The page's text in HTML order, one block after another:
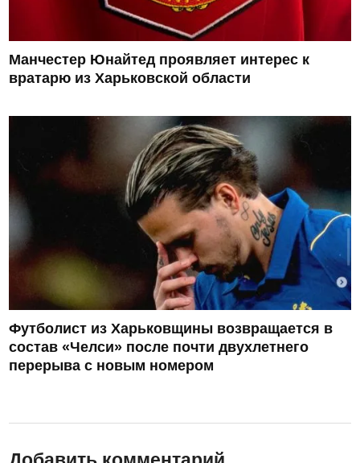
Манчестер Юнайтед проявляет интерес к
вратарю из Харьковской области
Футболист из Харьковщины возвращается в
состав «Челси» после почти двухлетнего
перерыва с новым номером